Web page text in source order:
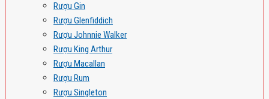
Rượu Gin
Rượu Glenfiddich
Rượu Johnnie Walker
Rượu King Arthur
Rượu Macallan
Rượu Rum
Rượu Singleton